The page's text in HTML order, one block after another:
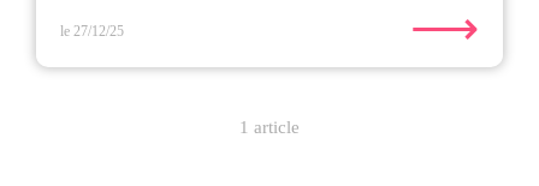
le 27/12/25 ⟶
1 article